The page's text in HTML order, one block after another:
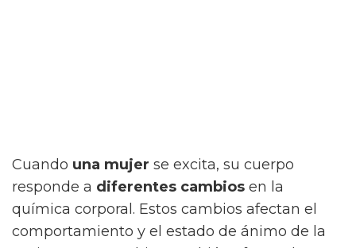
Cuando una mujer se excita, su cuerpo
responde a diferentes cambios en la
química corporal. Estos cambios afectan el
comportamiento y el estado de ánimo de la